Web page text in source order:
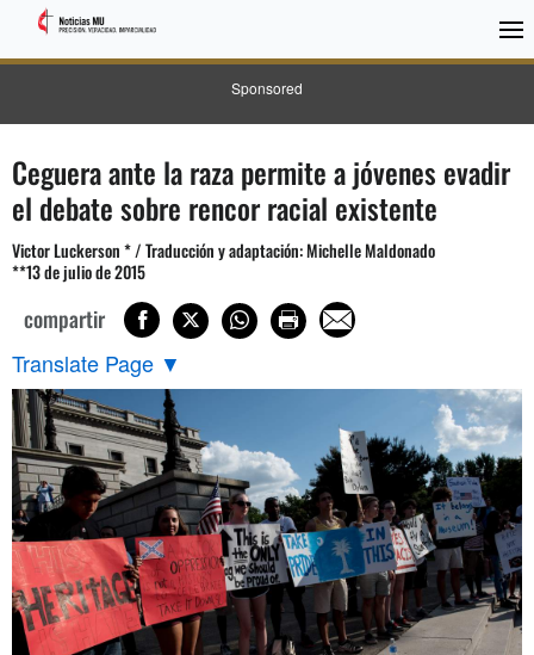
Sponsored
Ceguera ante la raza permite a jóvenes evadir
el debate sobre rencor racial existente
Victor Luckerson * / Traducción y adaptación: Michelle Maldonado
**13 de julio de 2015
compartir
Translate Page ▼